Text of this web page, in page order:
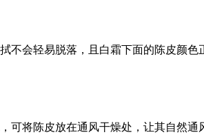
会轻易脱落，且白霜下面的陈皮颜
将陈皮放在通风干燥处，让其自然